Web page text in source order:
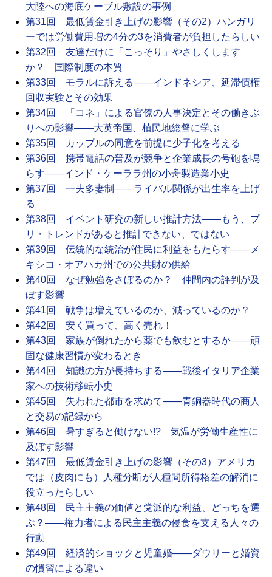
大陸への海底ケーブル敷設の事例
第31回 最低賃金引き上げの影響（その2）ハンガリ
ーでは労働費用増の4分の3を消費者が負担したらしい
第32回 友達だけに「こっそり」やさしくします
か？ 国際制度の本質
第33回 モラルに訴える――インドネシア、延滞債権
回収実験とその効果
第34回 「コネ」による官僚の人事決定とその働きぶ
りへの影響――大英帝国、植民地総督に学ぶ
第35回 カップルの同意を前提に少子化を考える
第36回 携帯電話の普及が競争と企業成長の号砲を鳴
らす――インド・ケーララ州の小舟製造業小史
第37回 一夫多妻制――ライバル関係が出生率を上げ
る
第38回 イベント研究の新しい推計方法――もう、プ
リ・トレンドがあると推計できない、ではない
第39回 伝統的な統治が住民に利益をもたらす――メ
キシコ・オアハカ州での公共財の供給
第40回 なぜ勉強をさぼるのか？ 仲間内の評判が及
ぼす影響
第41回 戦争は増えているのか、減っているのか？
第42回 安く買って、高く売れ！
第43回 家族が倒れたから薬でも飲むとするか――頑
固な健康習慣が変わるとき
第44回 知識の方が長持ちする――戦後イタリア企業
家への技術移転小史
第45回 失われた都市を求めて――青銅器時代の商人
と交易の記録から
第46回 暑すぎると働けない!? 気温が労働生産性に
及ぼす影響
第47回 最低賃金引き上げの影響（その3）アメリカ
では（皮肉にも）人種分断が人種間所得格差の解消に
役立ったらしい
第48回 民主主義の価値と党派的な利益、どっちを選
ぶ？――権力者による民主主義の侵食を支える人々の
行動
第49回 経済的ショックと児童婚――ダウリーと婚資
の慣習による違い